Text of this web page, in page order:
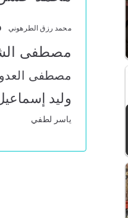
محمد رزق الطرهوني
مصطفى
مصطفى
وليد
ياسر لطفي